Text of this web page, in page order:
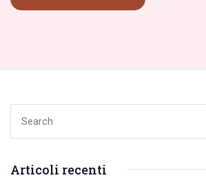
Articoli recenti